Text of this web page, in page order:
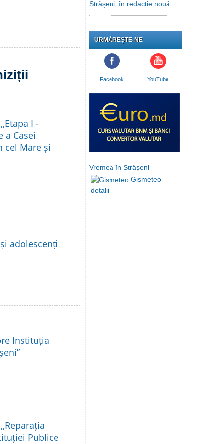
I -
a Casei
cel Mare și
adolescenți
Instituția
Publice
Străşeni, în redacție nouă
URMĂREȘTE-NE
Facebook YouTube
Vremea în Strășeni
Gismeteo
detalii